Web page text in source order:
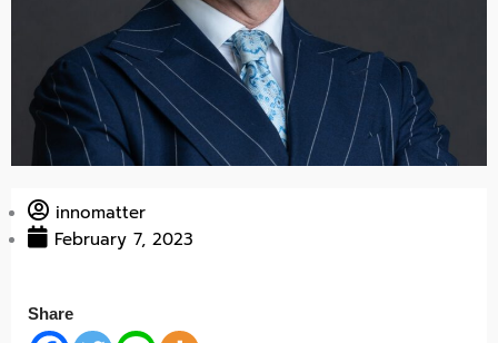
innomatter
February 7, 2023
Share